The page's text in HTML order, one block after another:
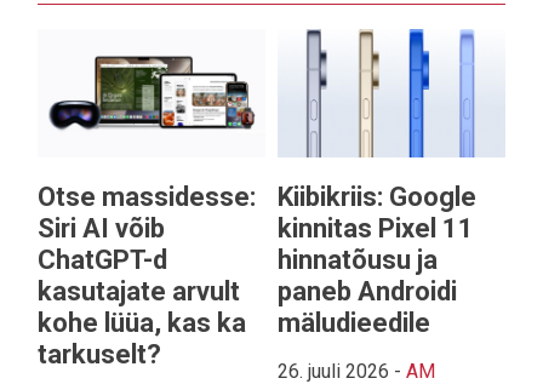
Otse massidesse:
Siri AI võib
ChatGPT-d
kasutajate arvult
kohe lüüa, kas ka
tarkuselt?
Kiibikriis: Google
kinnitas Pixel 11
hinnatõusu ja
paneb Androidi
mäludieedile
26. juuli 2026 - AM